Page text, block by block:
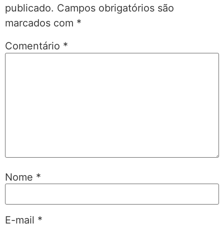
publicado. Campos obrigatórios são
marcados com *
Comentário *
Nome *
E-mail *